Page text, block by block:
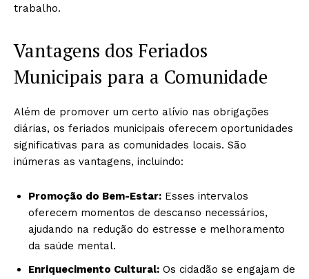
trabalho.
Vantagens dos Feriados
Municipais para a Comunidade
Além de promover um certo alívio nas obrigações
diárias, os feriados municipais oferecem oportunidades
significativas para as comunidades locais. São
inúmeras as vantagens, incluindo:
Promoção do Bem-Estar: Esses intervalos
oferecem momentos de descanso necessários,
ajudando na redução do estresse e melhoramento
da saúde mental.
Enriquecimento Cultural: Os cidadão se engajam de